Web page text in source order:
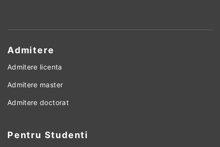
Admitere
Admitere licenta
Admitere master
Admitere doctorat
Pentru Studenti